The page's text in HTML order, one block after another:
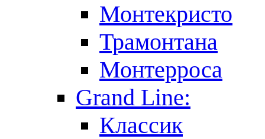
Монтекристо
Трамонтана
Монтерроса
Grand Line:
Классик